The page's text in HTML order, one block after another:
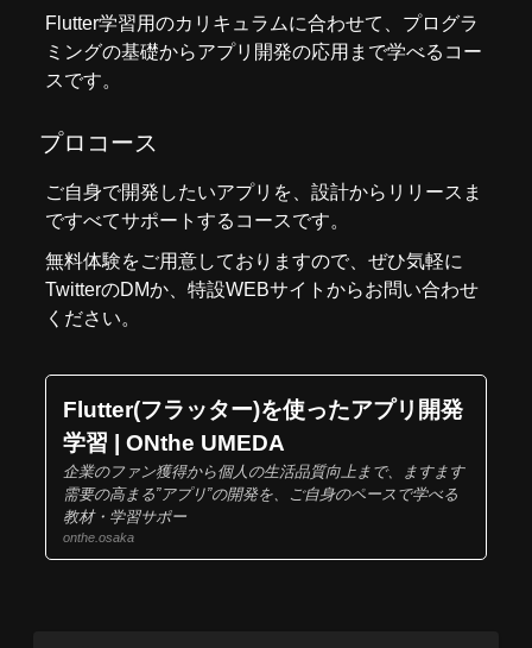
Flutter学習用のカリキュラムに合わせて、プログラ
ミングの基礎からアプリ開発の応用まで学べるコー
スです。
プロコース
ご自身で開発したいアプリを、設計からリリースま
ですべてサポートするコースです。
無料体験をご用意しておりますので、ぜひ気軽に
TwitterのDMか、 特設WEBサイト からお問い合わせ
ください。
Flutter(フラッター)を使ったアプリ開発
学習 | ONthe UMEDA
企業のファン獲得から個人の生活品質向上まで、ますます
需要の高まる”アプリ”の開発を、ご自身のペースで学べる
教材・学習サポー
onthe.osaka